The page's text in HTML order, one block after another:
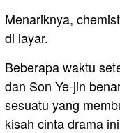
Menariknya,
di layar.
Beberapa waktu
dan Son Ye-jin
sesuatu yang
kisah cinta drama